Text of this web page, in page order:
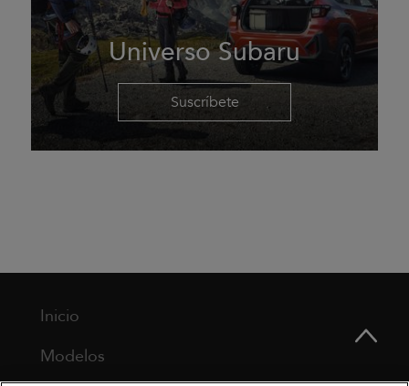
Universo Subaru
Suscríbete
Inicio
Modelos